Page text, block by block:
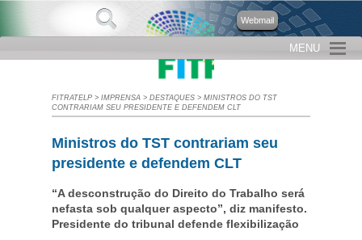
Webmail
MENU
FITRATELP > IMPRENSA > DESTAQUES > MINISTROS DO TST
CONTRARIAM SEU PRESIDENTE E DEFENDEM CLT
Ministros do TST contrariam seu
presidente e defendem CLT
“A desconstrução do Direito do Trabalho será
nefasta sob qualquer aspecto”, diz manifesto.
Presidente do tribunal defende flexibilização